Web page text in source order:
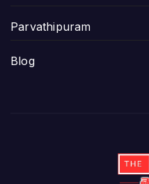
Parvathipuram
Blog